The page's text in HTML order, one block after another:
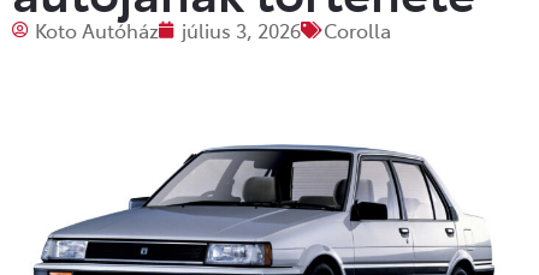
Koto Autóház július 3, 2026 Corolla